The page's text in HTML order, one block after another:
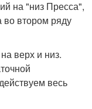
на "низ Пресса",
во втором ряду
верх и низ.
весь